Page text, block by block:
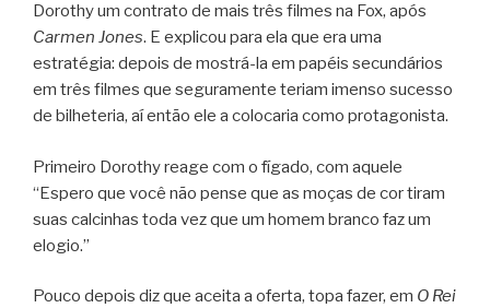
Dorothy um contrato de mais três filmes na Fox, após
Carmen Jones. E explicou para ela que era uma
estratégia: depois de mostrá-la em papéis secundários
em três filmes que seguramente teriam imenso sucesso
de bilheteria, aí então ele a colocaria como protagonista.
Primeiro Dorothy reage com o fígado, com aquele
“Espero que você não pense que as moças de cor tiram
suas calcinhas toda vez que um homem branco faz um
elogio.”
Pouco depois diz que aceita a oferta, topa fazer, em O Rei